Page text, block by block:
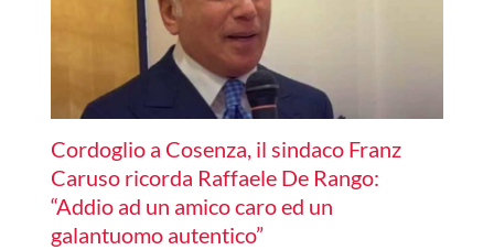
Cordoglio a Cosenza, il sindaco Franz
Caruso ricorda Raffaele De Rango:
“Addio ad un amico caro ed un
galantuomo autentico”